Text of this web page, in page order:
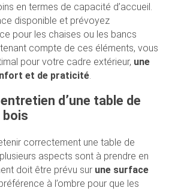
en termes de capacité d’accueil.
disponible et prévoyez
pour les chaises ou les bancs
compte de ces éléments, vous
pour votre cadre extérieur, une
et de praticité.
d’une table de
bois
correctement une table de
aspects sont à prendre en
doit être prévu surune surface
à l’ombre pour que les